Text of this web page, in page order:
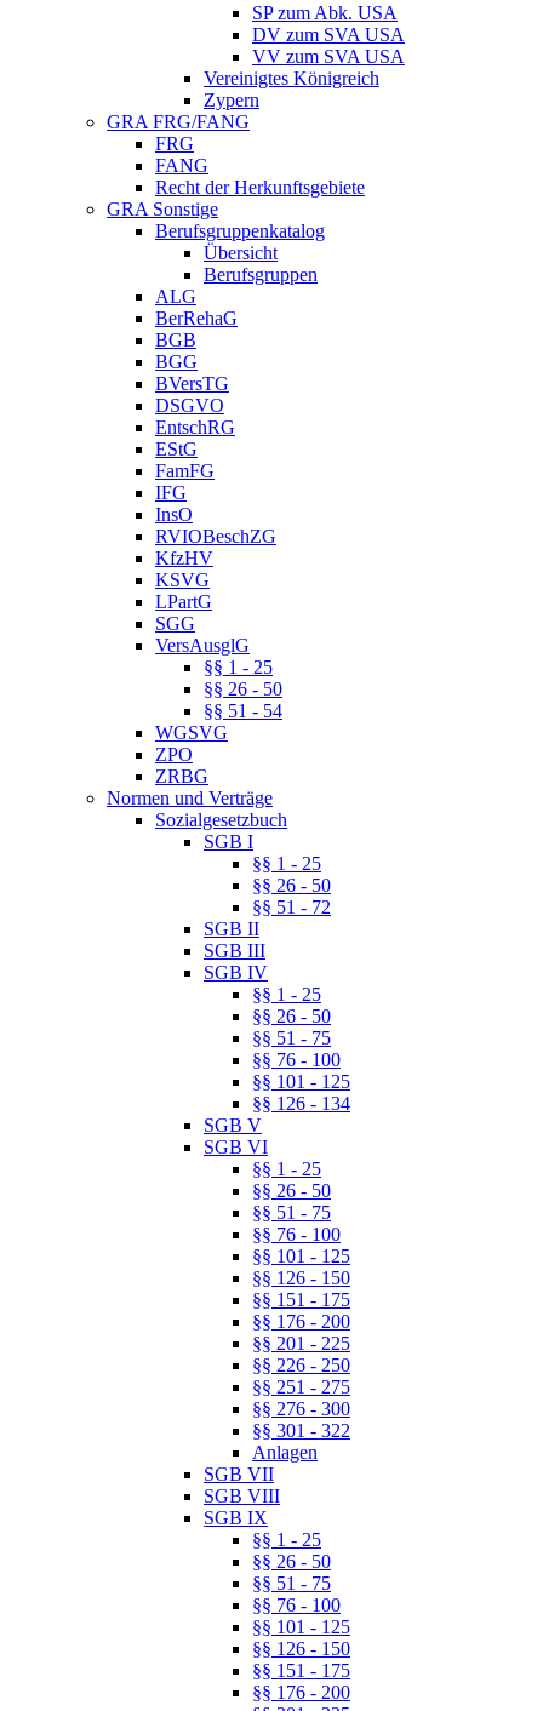
SP zum Abk. USA
DV zum SVA USA
VV zum SVA USA
Vereinigtes Königreich
Zypern
GRA FRG/FANG
FRG
FANG
Recht der Herkunftsgebiete
GRA Sonstige
Berufsgruppenkatalog
Übersicht
Berufsgruppen
ALG
BerRehaG
BGB
BGG
BVersTG
DSGVO
EntschRG
EStG
FamFG
IFG
InsO
RVIOBeschZG
KfzHV
KSVG
LPartG
SGG
VersAusglG
§§ 1 - 25
§§ 26 - 50
§§ 51 - 54
WGSVG
ZPO
ZRBG
Normen und Verträge
Sozialgesetzbuch
SGB I
§§ 1 - 25
§§ 26 - 50
§§ 51 - 72
SGB II
SGB III
SGB IV
§§ 1 - 25
§§ 26 - 50
§§ 51 - 75
§§ 76 - 100
§§ 101 - 125
§§ 126 - 134
SGB V
SGB VI
§§ 1 - 25
§§ 26 - 50
§§ 51 - 75
§§ 76 - 100
§§ 101 - 125
§§ 126 - 150
§§ 151 - 175
§§ 176 - 200
§§ 201 - 225
§§ 226 - 250
§§ 251 - 275
§§ 276 - 300
§§ 301 - 322
Anlagen
SGB VII
SGB VIII
SGB IX
§§ 1 - 25
§§ 26 - 50
§§ 51 - 75
§§ 76 - 100
§§ 101 - 125
§§ 126 - 150
§§ 151 - 175
§§ 176 - 200